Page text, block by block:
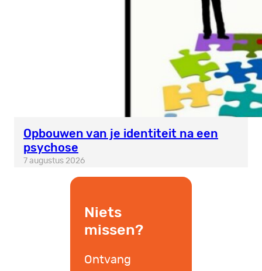
Opbouwen van je identiteit na een
psychose
7 augustus 2026
Niets
missen?
Ontvang